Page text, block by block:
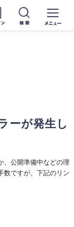
ーが発生し
、公開準備中などの理
数ですが、下記のリン